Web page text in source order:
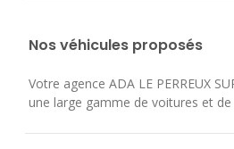
Nos véhicules proposés
Votre agence ADA LE PERREUX
une large gamme de voitures et